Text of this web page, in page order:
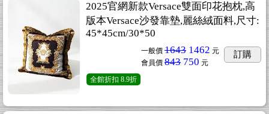
2025官網新款Versace雙面印花抱枕,高
版本Versace沙發靠墊,麗絲絨面料,尺寸:
45*45cm/30*50
一般價 1643 1462 元
會員價 843 750 元
訂購
全館折扣 8.9折